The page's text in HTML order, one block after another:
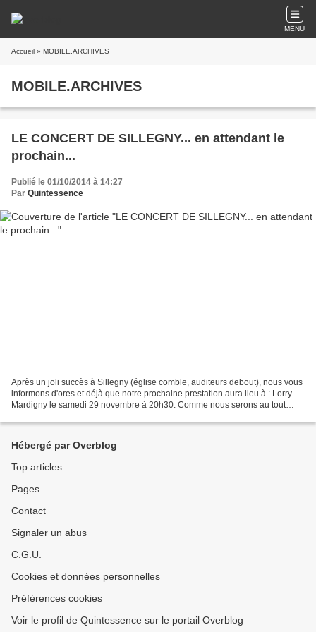
MENU
Accueil » MOBILE.ARCHIVES
MOBILE.ARCHIVES
LE CONCERT DE SILLEGNY... en attendant le
prochain...
Publié le 01/10/2014 à 14:27
Par Quintessence
Après un joli succès à Sillegny (église comble, auditeurs debout), nous vous
informons d'ores et déjà que notre prochaine prestation aura lieu à : Lorry
Mardigny le samedi 29 novembre à 20h30. Comme nous serons au tout
Hébergé par Overblog
Top articles
Pages
Contact
Signaler un abus
C.G.U.
Cookies et données personnelles
Préférences cookies
Voir le profil de Quintessence sur le portail Overblog